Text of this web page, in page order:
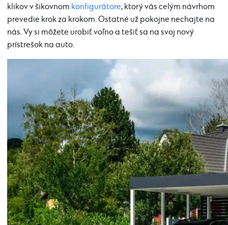
klikov v šikovnom konfigurátore, ktorý vás celým návrhom
prevedie krok za krokom. Ostatné už pokojne nechajte na
nás. Vy si môžete urobiť voľno a tešiť sa na svoj nový
prístrešok na auto.